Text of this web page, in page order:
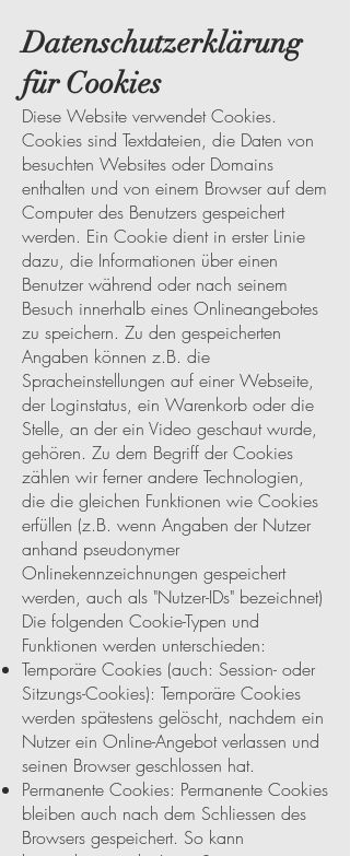
Datenschutzerklärung
für Cookies
Diese Website verwendet Cookies.
Cookies sind Textdateien, die Daten von
besuchten Websites oder Domains
enthalten und von einem Browser auf dem
Computer des Benutzers gespeichert
werden. Ein Cookie dient in erster Linie
dazu, die Informationen über einen
Benutzer während oder nach seinem
Besuch innerhalb eines Onlineangebotes
zu speichern. Zu den gespeicherten
Angaben können z.B. die
Spracheinstellungen auf einer Webseite,
der Loginstatus, ein Warenkorb oder die
Stelle, an der ein Video geschaut wurde,
gehören. Zu dem Begriff der Cookies
zählen wir ferner andere Technologien,
die die gleichen Funktionen wie Cookies
erfüllen (z.B. wenn Angaben der Nutzer
anhand pseudonymer
Onlinekennzeichnungen gespeichert
werden, auch als "Nutzer-IDs" bezeichnet)
Die folgenden Cookie-Typen und
Funktionen werden unterschieden:
Temporäre Cookies (auch: Session- oder
Sitzungs-Cookies): Temporäre Cookies
werden spätestens gelöscht, nachdem ein
Nutzer ein Online-Angebot verlassen und
seinen Browser geschlossen hat.
Permanente Cookies: Permanente Cookies
bleiben auch nach dem Schliessen des
Browsers gespeichert. So kann